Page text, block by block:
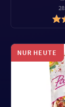
NUR HEUTE